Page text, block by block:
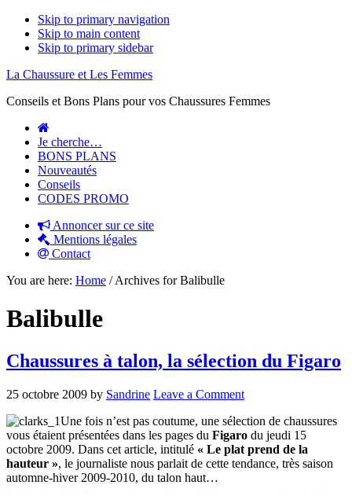
Skip to primary navigation
Skip to main content
Skip to primary sidebar
La Chaussure et Les Femmes
Conseils et Bons Plans pour vos Chaussures Femmes
Je cherche…
BONS PLANS
Nouveautés
Conseils
CODES PROMO
Annoncer sur ce site
Mentions légales
Contact
You are here: Home /Archives for Balibulle
Balibulle
Chaussures à talon, la sélection du Figaro
25 octobre 2009 by Sandrine Leave a Comment
Une fois n’est pas coutume, une sélection de chaussures
vous étaient présentées dans les pages du Figaro du jeudi 15
octobre 2009. Dans cet article, intitulé « Le plat prend de la
hauteur », le journaliste nous parlait de cette tendance, très saison
automne-hiver 2009-2010, du talon haut…